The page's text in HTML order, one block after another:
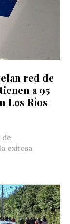
red de
a 95
Los Ríos
de
exitosa